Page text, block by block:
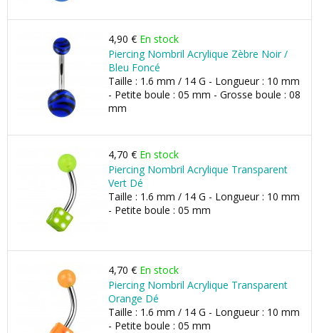
4,90 € En stock
Piercing Nombril Acrylique Zèbre Noir /
Bleu Foncé
Taille : 1.6 mm / 14 G - Longueur : 10 mm
- Petite boule : 05 mm - Grosse boule : 08
mm
4,70 € En stock
Piercing Nombril Acrylique Transparent
Vert Dé
Taille : 1.6 mm / 14 G - Longueur : 10 mm
- Petite boule : 05 mm
4,70 € En stock
Piercing Nombril Acrylique Transparent
Orange Dé
Taille : 1.6 mm / 14 G - Longueur : 10 mm
- Petite boule : 05 mm